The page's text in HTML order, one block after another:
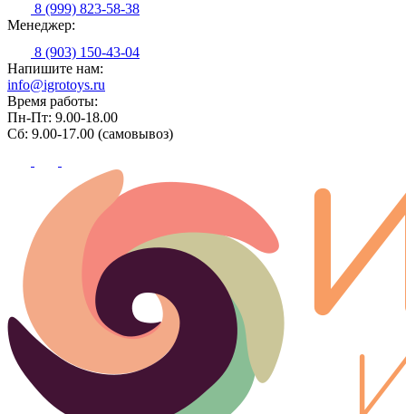
8 (999) 823-58-38
Менеджер:
8 (903) 150-43-04
Напишите нам:
info@igrotoys.ru
Время работы:
Пн-Пт: 9.00-18.00
Сб: 9.00-17.00 (самовывоз)